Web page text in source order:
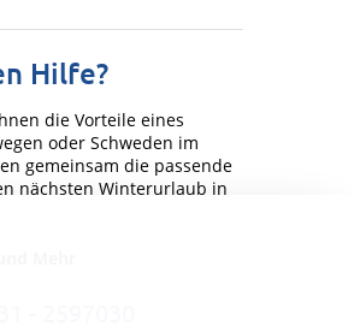
Hilfe?
die Vorteile eines
oder Schweden im
gemeinsam die passende
nächsten Winterurlaub in
Mehr